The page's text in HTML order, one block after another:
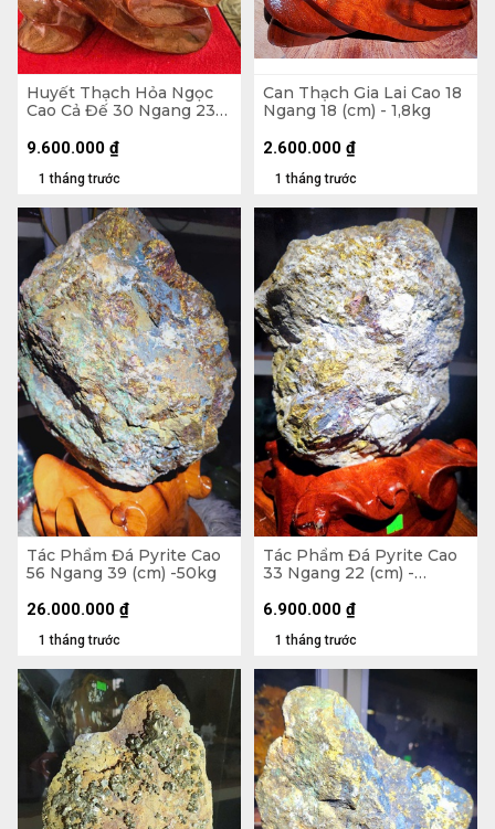
Huyết Thạch Hỏa Ngọc
Cao Cả Đế 30 Ngang 23
6,4kg
1 tháng trước
9.600.000 ₫
Can Thạch Gia Lai Cao 18
Ngang 18 (cm) - 1,8kg
1 tháng trước
2.600.000 ₫
Tác Phẩm Đá Pyrite Cao
56 Ngang 39 (cm) -50kg
1 tháng trước
26.000.000 ₫
Tác Phẩm Đá Pyrite Cao
33 Ngang 22 (cm) -
1 tháng trước
6.900.000 ₫